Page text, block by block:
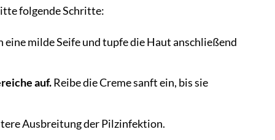
folgende Schritte:
eine milde Seife und tupfe die Haut anschließend
auf.Reibe die Creme sanft ein, bis sie
Ausbreitung der Pilzinfektion.